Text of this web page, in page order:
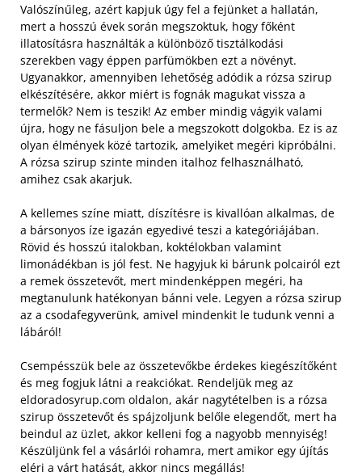
Valószínűleg, azért kapjuk úgy fel a fejünket a hallatán,
mert a hosszú évek során megszoktuk, hogy főként
illatosításra használták a különböző tisztálkodási
szerekben vagy éppen parfümökben ezt a növényt.
Ugyanakkor, amennyiben lehetőség adódik a rózsa szirup
elkészítésére, akkor miért is fognák magukat vissza a
termelők? Nem is teszik! Az ember mindig vágyik valami
újra, hogy ne fásuljon bele a megszokott dolgokba. Ez is az
olyan élmények közé tartozik, amelyiket megéri kipróbálni.
A rózsa szirup szinte minden italhoz felhasználható,
amihez csak akarjuk.
A kellemes színe miatt, díszítésre is kivallóan alkalmas, de
a bársonyos íze igazán egyedivé teszi a kategóriájában.
Rövid és hosszú italokban, koktélokban valamint
limonádékban is jól fest. Ne hagyjuk ki bárunk polcairól ezt
a remek összetevőt, mert mindenképpen megéri, ha
megtanulunk hatékonyan bánni vele. Legyen a rózsa szirup
az a csodafegyverünk, amivel mindenkit le tudunk venni a
lábáról!
Csempésszük bele az összetevőkbe érdekes kiegészítőként
és meg fogjuk látni a reakciókat. Rendeljük meg az
eldoradosyrup.com oldalon, akár nagytételben is a rózsa
szirup összetevőt és spájzoljunk belőle elegendőt, mert ha
beindul az üzlet, akkor kelleni fog a nagyobb mennyiség!
Készüljünk fel a vásárlói rohamra, mert amikor egy újítás
eléri a várt hatását, akkor nincs megállás!